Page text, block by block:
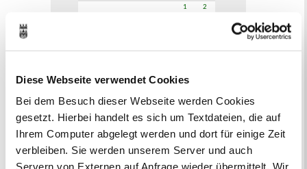
Diese Webseite verwendet Cookies
Bei dem Besuch dieser Webseite werden Cookies
gesetzt. Hierbei handelt es sich um Textdateien, die auf
Ihrem Computer abgelegt werden und dort für einige Zeit
verbleiben. Sie werden unserem Server und auch
Servern von Externen auf Anfrage wieder übermittelt. Wir
1
2
Zur Veranstaltungssuche